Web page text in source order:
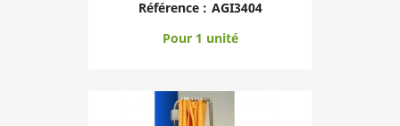
Référence : AGI3404
Pour 1 unité